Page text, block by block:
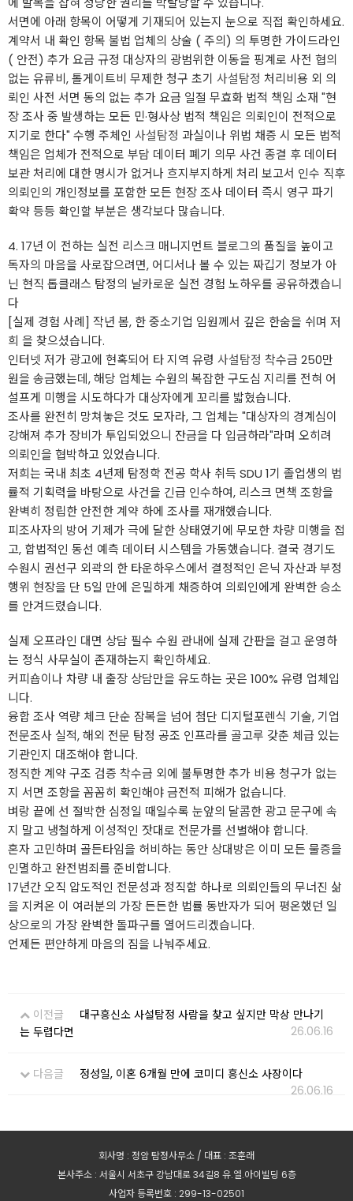
서면에 아래 항목이 어떻게 기재되어 있는지 눈으로 직접 확인하세요.
계약서 내 확인 항목 불법 업체의 상술 ( 주의) 의 투명한 가이드라인
( 안전) 추가 요금 규정 대상자의 광범위한 이동을 핑계로 사전 협의
없는 유류비, 톨게이트비 무제한 청구 초기 사설탐정 처리비용 외 의
뢰인 사전 서면 동의 없는 추가 요금 일절 무효화 법적 책임 소재 "현
장 조사 중 발생하는 모든 민·형사상 법적 책임은 의뢰인이 전적으로
지기로 한다" 수행 주체인 사설탐정 과실이나 위법 채증 시 모든 법적
책임은 업체가 전적으로 부담 데이터 폐기 의무 사건 종결 후 데이터
보관 처리에 대한 명시가 없거나 흐지부지하게 처리 보고서 인수 직후
의뢰인의 개인정보를 포함한 모든 현장 조사 데이터 즉시 영구 파기
확약 등등 확인할 부분은 생각보다 많습니다.
4. 17년 이 전하는 실전 리스크 매니지먼트 블로그의 품질을 높이고
독자의 마음을 사로잡으려면, 어디서나 볼 수 있는 짜깁기 정보가 아
닌 현직 톱클래스 탐정의 날카로운 실전 경험 노하우를 공유하겠습니
다
[실제 경험 사례] 작년 봄, 한 중소기업 임원께서 깊은 한숨을 쉬며 저
희 을 찾으셨습니다.
인터넷 저가 광고에 현혹되어 타 지역 유령 사설탐정 착수금 250만
원을 송금했는데, 해당 업체는 수원의 복잡한 구도심 지리를 전혀 어
설프게 미행을 시도하다가 대상자에게 꼬리를 밟혔습니다.
조사를 완전히 망쳐놓은 것도 모자라, 그 업체는 "대상자의 경계심이
강해져 추가 장비가 투입되었으니 잔금을 다 입금하라"라며 오히려
의뢰인을 협박하고 있었습니다.
저희는 국내 최초 4년제 탐정학 전공 학사 취득 SDU 1기 졸업생의 법
률적 기획력을 바탕으로 사건을 긴급 인수하여, 리스크 면책 조항을
완벽히 정립한 안전한 계약 하에 조사를 재개했습니다.
피조사자의 방어 기제가 극에 달한 상태였기에 무모한 차량 미행을 접
고, 합법적인 동선 예측 데이터 시스템을 가동했습니다. 결국 경기도
수원시 권선구 외곽의 한 타운하우스에서 결정적인 은닉 자산과 부정
행위 현장을 단 5일 만에 은밀하게 채증하여 의뢰인에게 완벽한 승소
를 안겨드렸습니다.
실제 오프라인 대면 상담 필수 수원 관내에 실제 간판을 걸고 운영하
는 정식 사무실이 존재하는지 확인하세요.
커피숍이나 차량 내 출장 상담만을 유도하는 곳은 100% 유령 업체입
니다.
융합 조사 역량 체크 단순 잠복을 넘어 첨단 디지털포렌식 기술, 기업
전문조사 실적, 해외 전문 탐정 공조 인프라를 골고루 갖춘 체급 있는
기관인지 대조해야 합니다.
정직한 계약 구조 검증 착수금 외에 불투명한 추가 비용 청구가 없는
지 서면 조항을 꼼꼼히 확인해야 금전적 피해가 없습니다.
벼랑 끝에 선 절박한 심정일 때일수록 눈앞의 달콤한 광고 문구에 속
지 말고 냉철하게 이성적인 잣대로 전문가를 선별해야 합니다.
혼자 고민하며 골든타임을 허비하는 동안 상대방은 이미 모든 물증을
인멸하고 완전범죄를 준비합니다.
17년간 오직 압도적인 전문성과 정직함 하나로 의뢰인들의 무너진 삶
을 지켜온 이 여러분의 가장 든든한 법률 동반자가 되어 평온했던 일
상으로의 가장 완벽한 돌파구를 열어드리겠습니다.
언제든 편안하게 마음의 짐을 나눠주세요.
이전글
대구흥신소 사설탐정 사람을 찾고 싶지만 막상 만나기
는 두렵다면
26.06.16
다음글
정성일, 이혼 6개월 만에 코미디 흥신소 사장이다
26.06.16
회사명 : 정암 탐정사무소 / 대표 : 조훈래
본사주소 : 서울시 서초구 강남대로 34길8 유.엘.아이빌딩 6층
사업자 등록번호 : 299-13-02501